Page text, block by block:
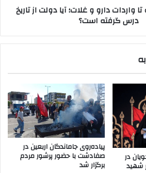
واردات دارو و غلات؛ آیا دولت از تاریخ
درس گرفته است؟
در
شهید
پیاده‌روی جاماندگان اربعین در
صفادشت با حضور پرشور مردم
برگزار شد